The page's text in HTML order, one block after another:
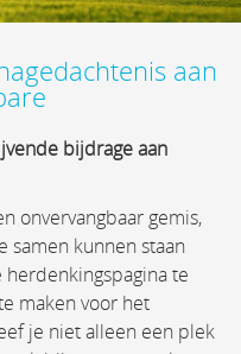
aan
bijdrage aan
onvervangbaar gemis,
samen kunnen staan
te
maken voor het
je niet alleen een plek